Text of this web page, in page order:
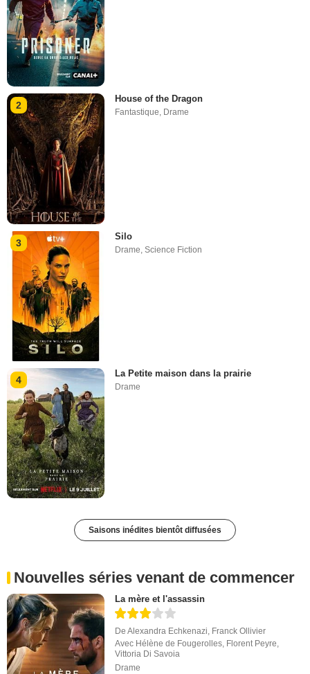
2
House of the Dragon
Fantastique, Drame
3
Silo
Drame ,Science Fiction
4
La Petite maison dans la prairie
Drame
Saisons inédites bientôt diffusées
Nouvelles séries venant de commencer
La mère et l'assassin
DeAlexandra Echkenazi, Franck Ollivier
Avec Hélène de Fougerolles, Florent Peyre,
Vittoria Di Savoia
Drame